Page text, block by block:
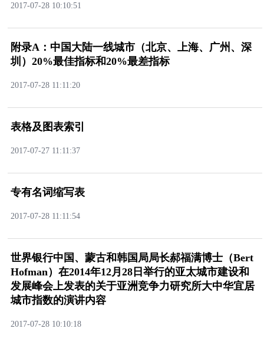
2017-07-2810:10:51
附录A：中国大陆一线城市（北京、上海、广州、深
圳）20%最佳指标和20%最差指标
2017-07-2811:11:20
表格及图表索引
2017-07-2711:11:37
专有名词缩写表
2017-07-2811:11:54
世界银行中国、蒙古和韩国局局长郝福满博士（Bert
Hofman）在2014年12月28日举行的亚太城市建设和
发展峰会上发表的关于亚洲竞争力研究所大中华宜居
城市指数的演讲内容
2017-07-2810:10:18